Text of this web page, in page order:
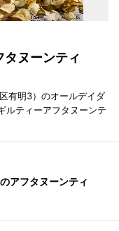
ヌーンティ
有明3）のオールデイダ
ルティーアフタヌーンテ
アフタヌーンティ